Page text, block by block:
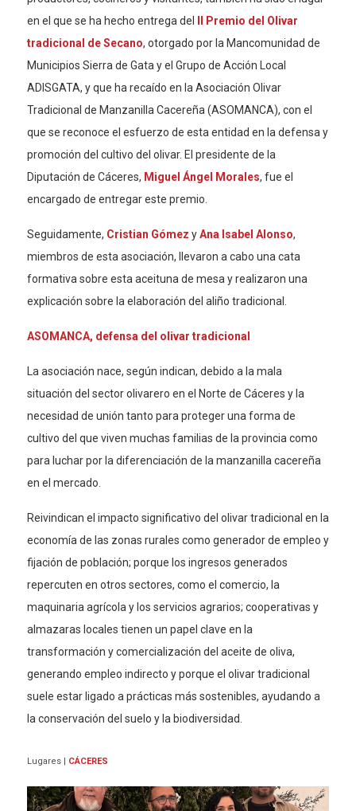
en el que se ha hecho entrega del II Premio del Olivar
tradicional de Secano, otorgado por la Mancomunidad de
Municipios Sierra de Gata y el Grupo de Acción Local
ADISGATA, y que ha recaído en la Asociación Olivar
Tradicional de Manzanilla Cacereña (ASOMANCA), con el
que se reconoce el esfuerzo de esta entidad en la defensa y
promoción del cultivo del olivar. El presidente de la
Diputación de Cáceres, Miguel Ángel Morales, fue el
encargado de entregar este premio.
Seguidamente, Cristian Gómez yAna Isabel Alonso,
miembros de esta asociación, llevaron a cabo una cata
formativa sobre esta aceituna de mesa y realizaron una
explicación sobre la elaboración del aliño tradicional.
ASOMANCA, defensa del olivar tradicional
La asociación nace, según indican, debido a la mala
situación del sector olivarero en el Norte de Cáceres y la
necesidad de unión tanto para proteger una forma de
cultivo del que viven muchas familias de la provincia como
para luchar por la diferenciación de la manzanilla cacereña
en el mercado.
Reivindican el impacto significativo del olivar tradicional en la
economía de las zonas rurales como generador de empleo y
fijación de población; porque los ingresos generados
repercuten en otros sectores, como el comercio, la
maquinaria agrícola y los servicios agrarios; cooperativas y
almazaras locales tienen un papel clave en la
transformación y comercialización del aceite de oliva,
generando empleo indirecto y porque el olivar tradicional
suele estar ligado a prácticas más sostenibles, ayudando a
la conservación del suelo y la biodiversidad.
Lugares | CÁCERES